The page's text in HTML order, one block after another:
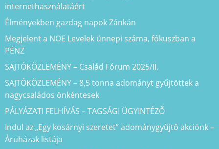
internethasználatáért
Élményekben gazdag napok Zánkán
Megjelent a NOE Levelek ünnepi száma, fókuszban a
PÉNZ
SAJTÓKÖZLEMÉNY – Család Fórum 2025/II.
SAJTÓKÖZLEMÉNY – 8,5 tonna adományt gyűjtöttek a
nagycsaládos önkéntesek
PÁLYÁZATI FELHÍVÁS – TAGSÁGI ÜGYINTÉZŐ
Indul az „Egy kosárnyi szeretet” adománygyűjtő akciónk –
Áruházak listája